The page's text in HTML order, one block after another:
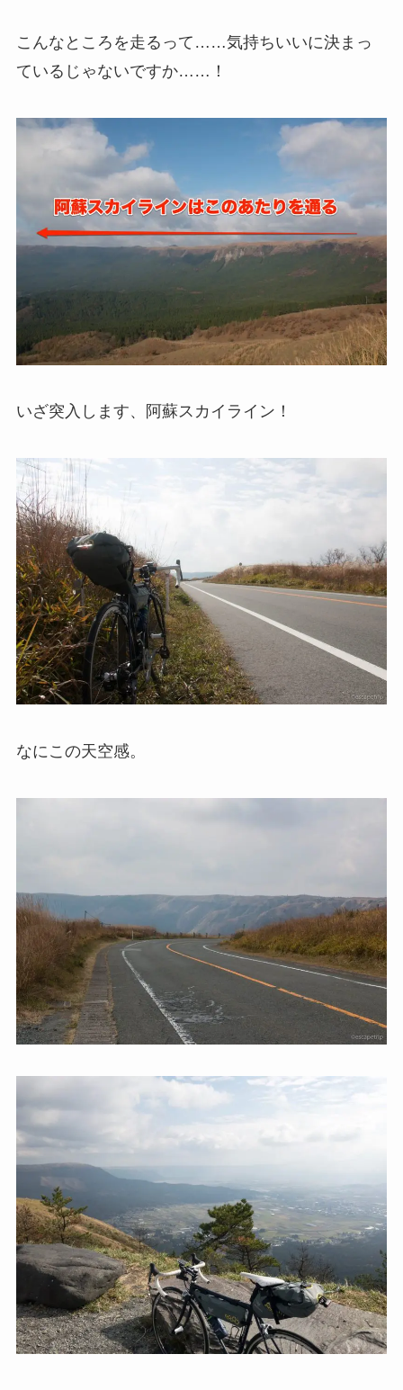
こんなところを走るって……気持ちいいに決まっ
ているじゃないですか……！
いざ突入します、阿蘇スカイライン！
なにこの天空感。